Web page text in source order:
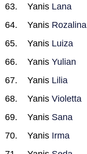
Yanis Lana
Yanis Rozalina
Yanis Luiza
Yanis Yulian
Yanis Lilia
Yanis Violetta
Yanis Sana
Yanis Irma